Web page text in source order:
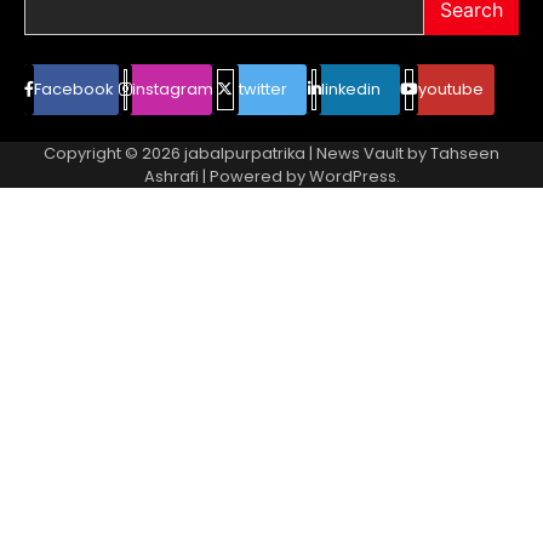
Search
Facebook instagram twitter linkedin youtube
Copyright © 2026 jabalpurpatrika | News Vault byTahseen
Ashrafi | Powered byWordPress.